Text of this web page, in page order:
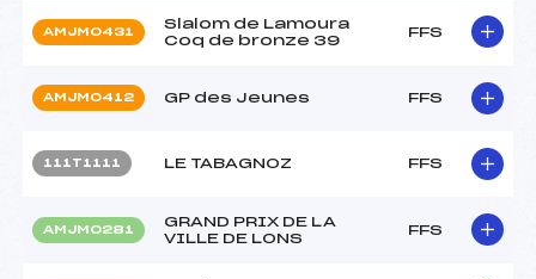
AMJM0431
Slalom de Lamoura
Coq de bronze 39
FFS
AMJM0412 GP des Jeunes FFS
111T1111 LE TABAGNOZ FFS
AMJM0281
GRAND PRIX DE LA
VILLE DE LONS
FFS